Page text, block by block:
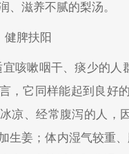
、滋养不腻的梨汤。
脾扶阳
宜咳嗽咽干、痰少的
，它同样能起到良好
凉、经常腹泻的人，
生姜；体内湿气较重